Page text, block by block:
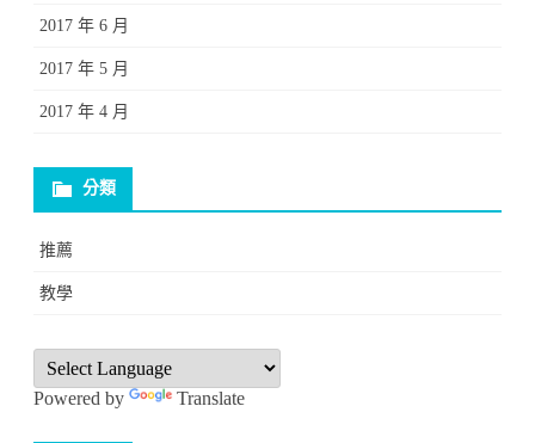
2017 年 6 月
2017 年 5 月
2017 年 4 月
分類
推薦
教學
Powered by Translate